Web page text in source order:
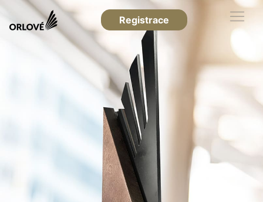
Registrace